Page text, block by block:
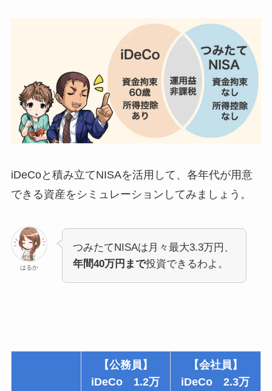
iDeCoと積み立てNISAを活用して、各年代が用意
できる資産をシミュレーションしてみましょう。
はるか
つみたてNISAは月々最大3.3万円、
年間40万円まで投資できるわよ。
【公務員】
iDeCo 1.2万
【会社員】
iDeCo 2.3万